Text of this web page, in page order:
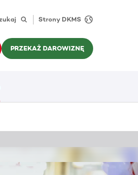
Strony DKMS
PRZEKAŻ DAROWIZNĘ